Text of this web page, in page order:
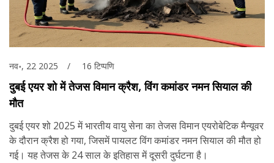
नव॰, 22 2025 16 टिप्पणि
दुबई एयर शो में तेजस विमान क्रैश, विंग कमांडर नमन सियाल की
मौत
दुबई एयर शो 2025 में भारतीय वायु सेना का तेजस विमान एयरोबेटिक मैन्यूवर
के दौरान क्रैश हो गया, जिसमें पायलट विंग कमांडर नमन सियाल की मौत हो
गई। यह तेजस के 24 साल के इतिहास में दूसरी दुर्घटना है।